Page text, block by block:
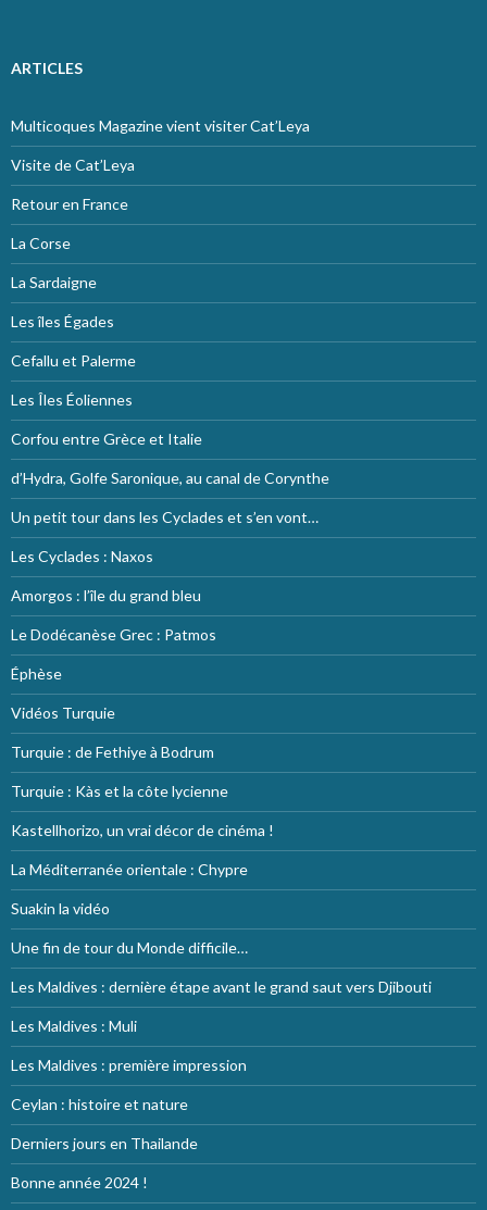
ARTICLES
Multicoques Magazine vient visiter Cat’Leya
Visite de Cat’Leya
Retour en France
La Corse
La Sardaigne
Les îles Égades
Cefallu et Palerme
Les Îles Éoliennes
Corfou entre Grèce et Italie
d’Hydra, Golfe Saronique, au canal de Corynthe
Un petit tour dans les Cyclades et s’en vont…
Les Cyclades : Naxos
Amorgos : l’île du grand bleu
Le Dodécanèse Grec : Patmos
Éphèse
Vidéos Turquie
Turquie : de Fethiye à Bodrum
Turquie : Kàs et la côte lycienne
Kastellhorizo, un vrai décor de cinéma !
La Méditerranée orientale : Chypre
Suakin la vidéo
Une fin de tour du Monde difficile…
Les Maldives : dernière étape avant le grand saut vers Djibouti
Les Maldives : Muli
Les Maldives : première impression
Ceylan : histoire et nature
Derniers jours en Thailande
Bonne année 2024 !